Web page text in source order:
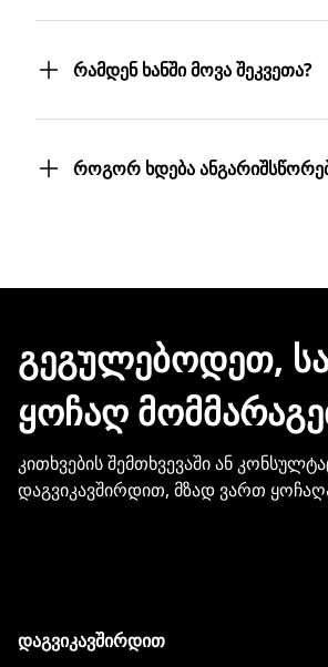
მითითებულ მისამართზე
თუ თქვენი ბიზნესი რამდენიმე
ფილიალს/ლოკაციას
მოგიტანთ. მიტანის სერვისი
რამდენ ხანში მოვა შეკვეთა?
თუმცა, ჩვენ ისეთი ყოჩაღები
სამუშაო დღეც არ
როგორ ხდება
ჩვენთან პროდუქციის
მონაცემების და სხვა პირადი
ინფორმაციის გაზიარება.
ᲒᲔᲒᲣᲚᲔᲑᲝᲓᲔᲗ,
ᲧᲝᲩᲐᲦ
კითხვების შემთხვევაში ან
დაგვიკავშირდით, მზად ვართ
დაგვიკავშირდით